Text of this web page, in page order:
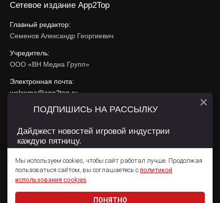
Сетевое издание App2Top
Главный редактор:
Семенов Александр Георгиевич
Учредитель:
ООО «ВН Медиа Групп»
Электронная почта:
welcome@app2top.ru
При использовании материалов активная ссылка на
Сайт использует IP адреса, cookie, данные геолокации
использования содержатся вПолитике конфиденциальностии
Пользовательском соглашении .
Мы используем cookies, чтобы сайт работал лучше. Продолжая
пользоваться сайтом, вы соглашаетесь с политикой
использования cookies.
ПОНЯТНО
ПОДПИШИСЬ НА РАССЫЛКУ
Дайджест новостей игровой индустрии
каждую пятницу.
×